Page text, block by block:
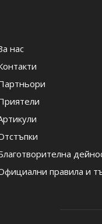
нас
правила и